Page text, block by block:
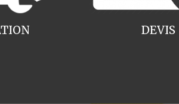
DEVIS